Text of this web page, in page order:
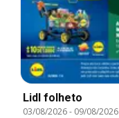
Lidl folheto
03/08/2026- 09/08/2026